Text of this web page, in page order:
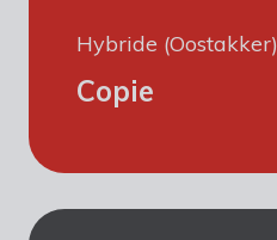
Hybride (Oostakker)
Copie